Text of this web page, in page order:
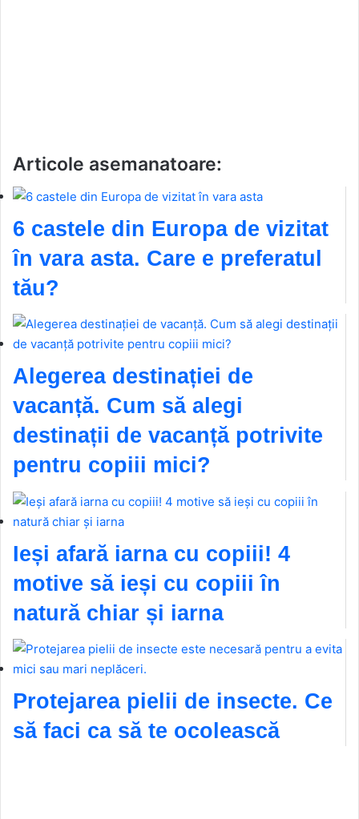
Articole asemanatoare:
6 castele din Europa de vizitat
în vara asta. Care e preferatul
tău?
Alegerea destinației de
vacanță. Cum să alegi
destinații de vacanță potrivite
pentru copiii mici?
Ieși afară iarna cu copiii! 4
motive să ieși cu copiii în
natură chiar și iarna
Protejarea pielii de insecte. Ce
să faci ca să te ocolească